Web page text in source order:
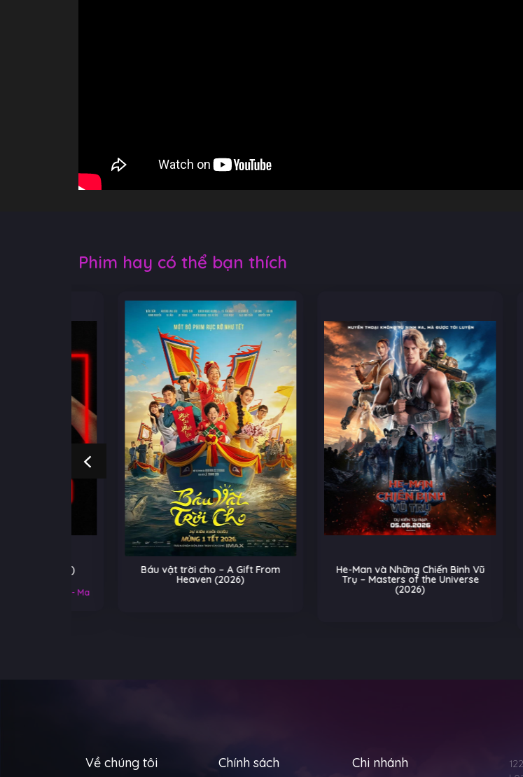
Phim hay có thể bạn thích
Báu vật trời cho – A Gift From
Heaven (2026)
He-Man và Những Chiến Binh Vũ
Trụ – Masters of the Universe Trên
Về chúng tôi Chính sách Chi nhánh